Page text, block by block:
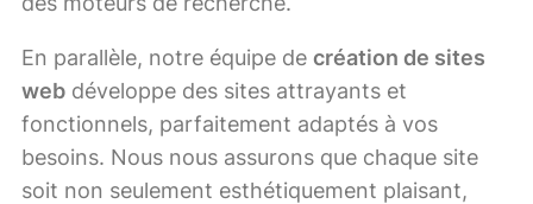
En parallèle, notre équipe de création de sites
web développe des sites attrayants et
fonctionnels, parfaitement adaptés à vos
besoins. Nous nous assurons que chaque site
soit non seulement esthétiquement plaisant,